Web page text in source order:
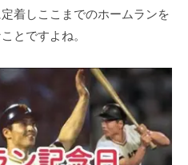
着しここまでのホームランを
とですよね。